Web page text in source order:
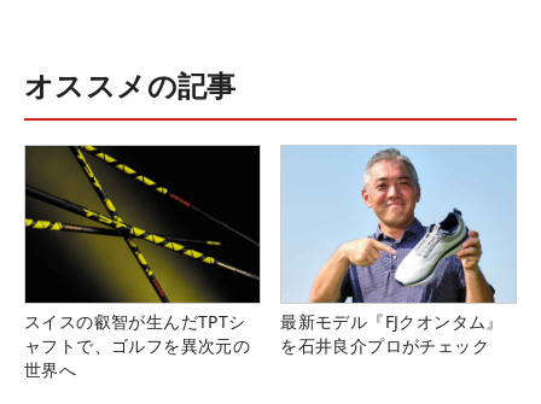
オススメの記事
スイスの叡智が生んだTPTシ
ャフトで、ゴルフを異次元の
世界へ
最新モデル『FJクオンタム』
を石井良介プロがチェック